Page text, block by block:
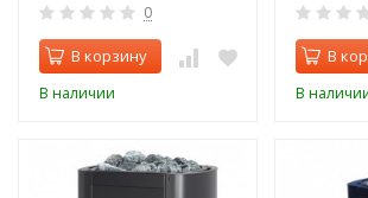
0
В корзину
В наличии
В
В